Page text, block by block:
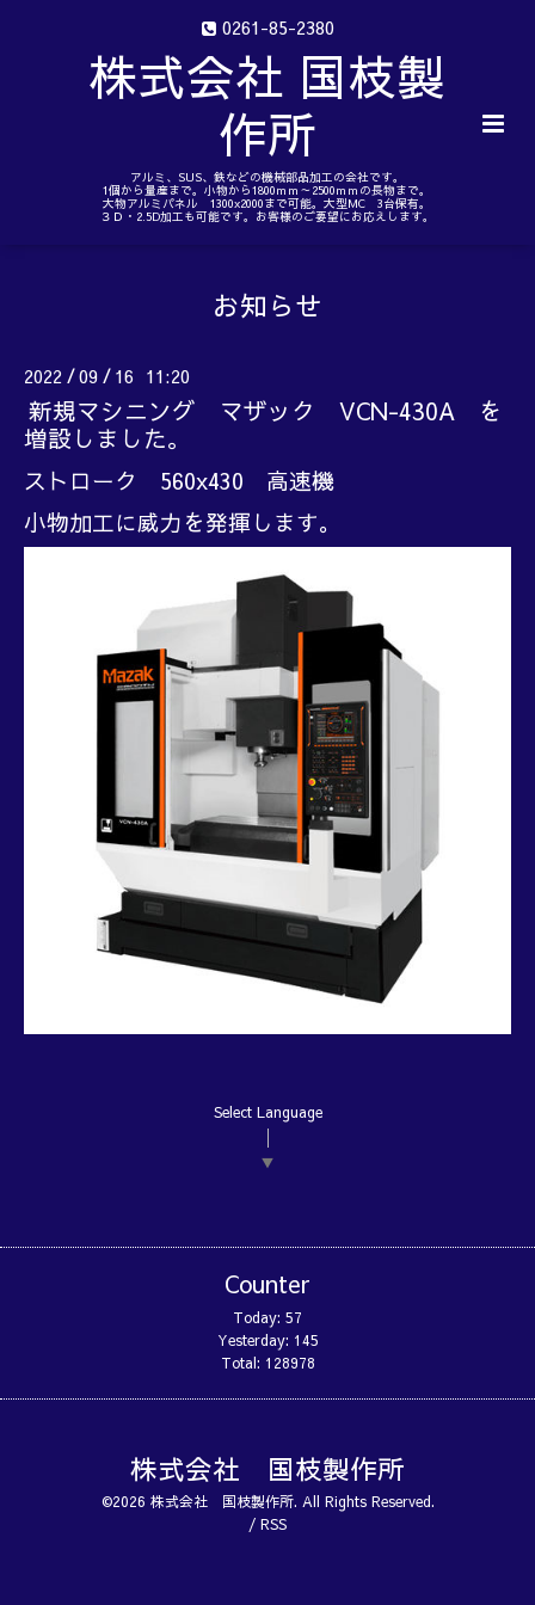
0261-85-2380
株式会社 国枝製
作所
アルミ、SUS、鉄などの機械部品加工の会社です。
1個から量産まで。小物から1800ｍｍ～2500ｍｍの長物まで。
大物アルミパネル 1300x2000まで可能。大型MC 3台保有。
３Ｄ・2.5D加工も可能です。お客様のご要望にお応えします。
お知らせ
2022 /09 / 16 11:20
新規マシニング マザック VCN-430A を
増設しました。
ストローク 560x430 高速機
小物加工に威力を発揮します。
Select Language
▼
Counter
Today: 57
Yesterday: 145
Total: 128978
株式会社 国枝製作所
©2026 株式会社 国枝製作所. All Rights Reserved.
/ RSS